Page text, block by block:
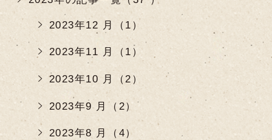
2023年12 月（1）
2023年11 月（1）
2023年10 月（2）
2023年9 月（2）
2023年8 月（4）